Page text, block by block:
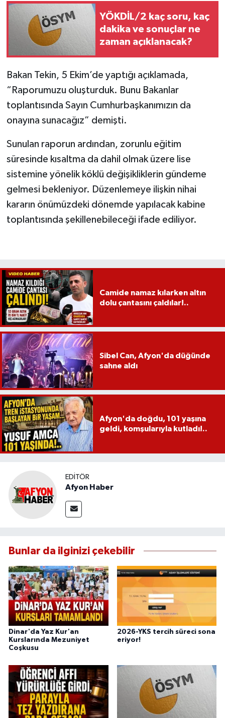
YÖKDİL/2 kaç soru, kaç
dakika ve sonuçlar ne
zaman açıklanacak?
Bakan Tekin, 5 Ekim’de yaptığı açıklamada,
“Raporumuzu oluşturduk. Bunu Bakanlar
toplantısında Sayın Cumhurbaşkanımızın da
onayına sunacağız” demişti.
Sunulan raporun ardından, zorunlu eğitim
süresinde kısaltma da dahil olmak üzere lise
sistemine yönelik köklü değişikliklerin gündeme
gelmesi bekleniyor. Düzenlemeye ilişkin nihai
kararın önümüzdeki dönemde yapılacak kabine
toplantısında şekillenebileceği ifade ediliyor.
Camide namaz kılarken altın
dolu çantasını çaldılar!..
Sibel Can, Afyon'da düğünde
sahne aldı
Afyon'da doğdu, 101 yaşına
geldi, komşularıyla kutladı!..
EDITÖR
Afyon Haber
Bunlar da ilginizi çekebilir
Dinar'da Yaz Kur'an
Kurslarında Mezuniyet
Coşkusu
2026-YKS tercih süreci sona
eriyor!